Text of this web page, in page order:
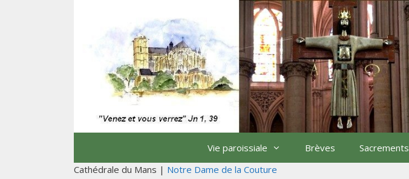
Vie paroissiale Brèves Sacrements
Cathédrale du Mans | Notre Dame de la Couture